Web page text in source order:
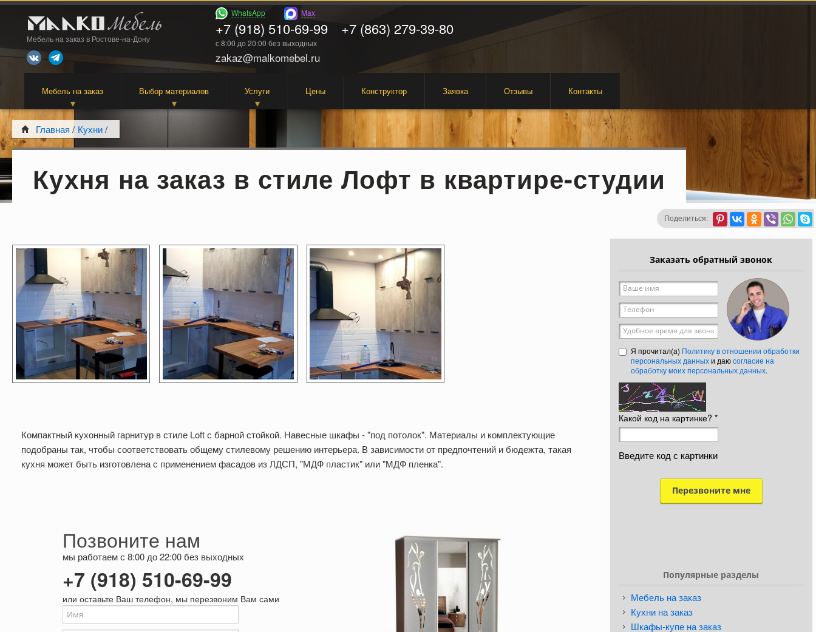
Мебель на заказ в Ростове-на-Дону
WhatsApp Max
+7 (918) 510-69-99 +7 (863) 279-39-80
с 8:00 до 20:00 без выходных
zakaz@malkomebel.ru
Мебель на заказ Выбор материалов Услуги Цены Конструктор Заявка Отзывы Контакты
Главная / Кухни/
Кухня на заказ в стиле Лофт в квартире-студии
Поделиться:
Компактный кухонный гарнитур в стиле Loft с барной стойкой. Навесные шкафы - "под потолок". Материалы и комплектующие
подобраны так, чтобы соответствовать общему стилевому решению интерьера. В зависимости от предпочтений и бюдежта, такая
кухня может быть изготовлена с применением фасадов из ЛДСП, "МДФ пластик" или "МДФ пленка".
Позвоните нам
мы работаем с 8:00 до 22:00 без выходных
+7 (918) 510-69-99
или оставьте Ваш телефон, мы перезвоним Вам сами
Ваше имя
Заказать обратный звонок
Ваше имя*
Телефон*
Удобное время для звонка
Я прочитал(а) Политику в отношении обработки
персональных данныхи даюсогласие на
обработку моих персональных данных.
Какой код на картинке? *
Введите код с картинки
Популярные разделы
Мебель на заказ
Кухни на заказ
Шкафы-купе на заказ